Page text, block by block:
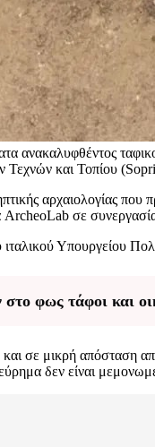
ανακαλυφθέντος
Τεχνών και Τοπίου
αρχαιολογίας
ArcheoLab σε
Υπουργείου
φως τάφοι και
σε μικρή απόσταση
δεν είναι